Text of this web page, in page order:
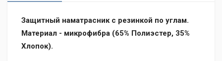
Защитный наматрасник с резинкой по углам.
Материал - микрофибра (65% Полиэстер, 35%
Хлопок).